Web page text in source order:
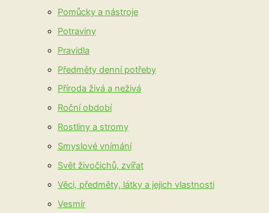
Pomůcky a nástroje
Potraviny
Pravidla
Předměty denní potřeby
Příroda živá a neživá
Roční období
Rostliny a stromy
Smyslové vnímání
Svět živočichů, zvířat
Věci, předměty, látky a jejich vlastnosti
Vesmír